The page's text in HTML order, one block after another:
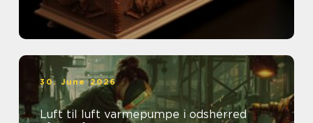
30. June 2026
Luft til luft varmepumpe i odsherred